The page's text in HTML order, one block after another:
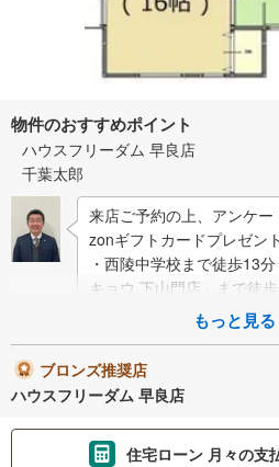
物件のおすすめポイント
ハウスフリーダム 早良店
千葉太郎
来店ご予約の上、アンケ
zonギフトカードプレゼン
・西陵中学校まで徒歩13
キョウ 下山門店」まで徒
早良店の強み【取り扱い…
もっと見る
ブロンズ推奨店
ハウスフリーダム 早良店
住宅ローン 月々の支